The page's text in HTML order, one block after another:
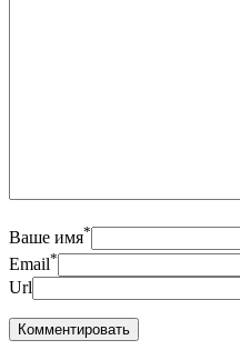
Ваше имя*
Email*
Url